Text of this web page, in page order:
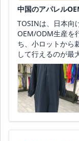
中国のアパレル
TOSINは、日本向
OEM/ODM生産を
ち、小ロットから
して行えるのが最